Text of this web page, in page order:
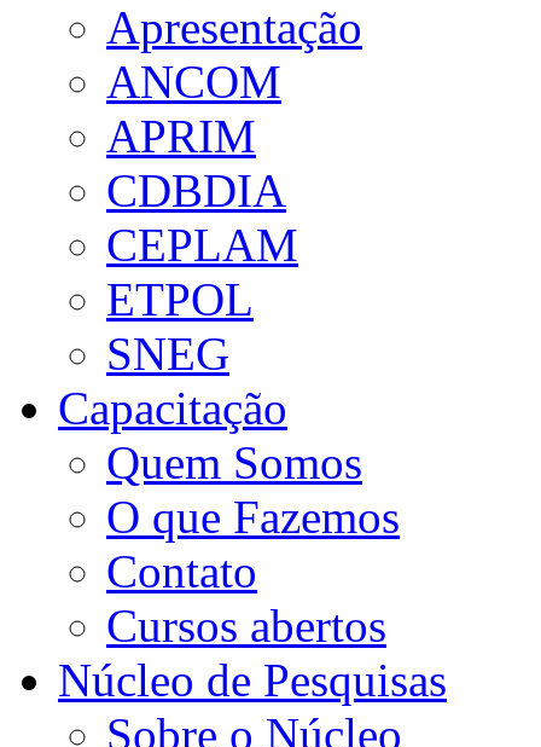
Apresentação
ANCOM
APRIM
CDBDIA
CEPLAM
ETPOL
SNEG
Capacitação
Quem Somos
O que Fazemos
Contato
Cursos abertos
Núcleo de Pesquisas
Sobre o Núcleo